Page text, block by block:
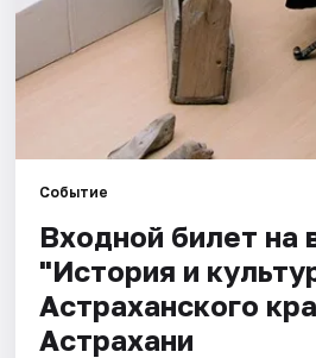
Событие
Входной билет на
"История и
Астраханского
Астрахани